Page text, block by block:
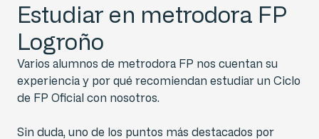
Estudiar en metrodora FP
Logroño
Varios alumnos de metrodora FP nos cuentan su
experiencia y por qué recomiendan estudiar un Ciclo
de FP Oficial con nosotros.
Sin duda, uno de los puntos más destacados por